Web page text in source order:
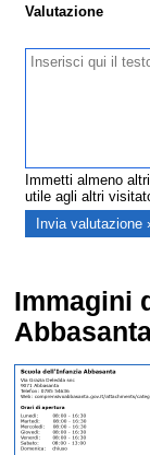
Valutazione
Immetti almeno
utile agli altri
Immagini